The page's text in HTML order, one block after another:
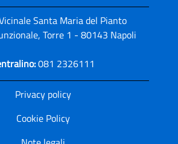
Santa Maria del Pianto
Torre 1 - 80143 Napoli
081 2326111
Privacy policy
Cookie Policy